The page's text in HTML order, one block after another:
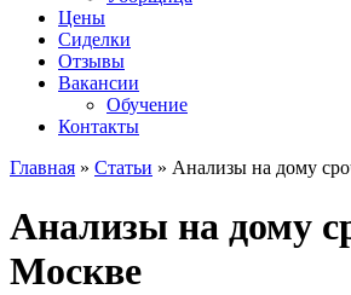
Цены
Сиделки
Отзывы
Вакансии
Обучение
Контакты
Главная » Статьи » Анализы на дому
Анализы на дому
Москве